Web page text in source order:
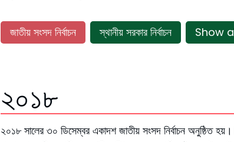
জাতীয় সংসদ নির্বাচন স্থানীয় সরকার নির্বাচন Show
২০১৮
২০১৮ সালের ৩০ ডিসেম্বর একাদশ জাতীয় সংসদ নির্বাচন অনুষ্ঠিত হয়।